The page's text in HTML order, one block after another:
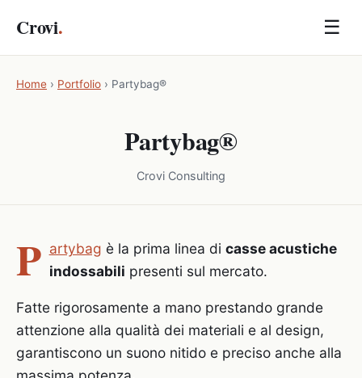
Crovi. ☰
Home › Portfolio › Partybag®
Partybag®
Crovi Consulting
P artybag è la prima linea di casse acustiche
indossabili presenti sul mercato.
Fatte rigorosamente a mano prestando grande
attenzione alla qualità dei materiali e al design,
garantiscono un suono nitido e preciso anche alla